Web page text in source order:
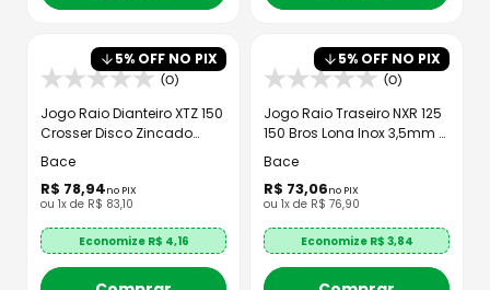
5% OFF NO PIX
(0)
Jogo Raio Dianteiro XTZ 150
Crosser Disco Zincado
3,5mm Bace
Bace
R$ 78,94no PIX
ou 1x de R$ 83,10
Economize R$ 4,16
5% OFF NO PIX
(0)
Jogo Raio Traseiro NXR 125
150 Bros Lona Inox 3,5mm -
Bace
Bace
R$ 73,06no PIX
ou 1x de R$ 76,90
Economize R$ 3,84